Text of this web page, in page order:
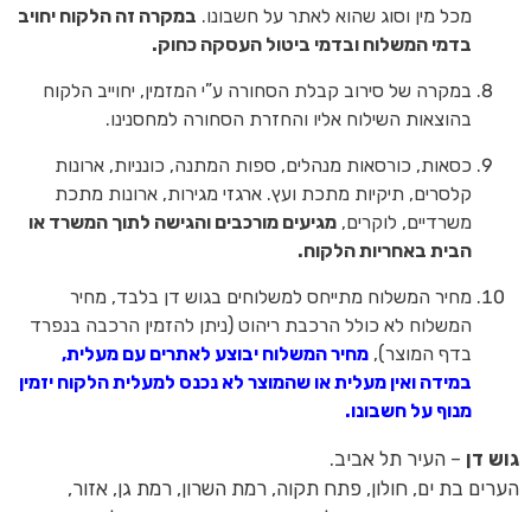
מכל מין וסוג שהוא לאתר על חשבונו. במקרה זה הלקוח יחויב
בדמי המשלוח ובדמי ביטול העסקה כחוק.
במקרה של סירוב קבלת הסחורה ע”י המזמין, יחוייב הלקוח
בהוצאות השילוח אליו והחזרת הסחורה למחסנינו.
כסאות, כורסאות מנהלים, ספות המתנה, כונניות, ארונות
קלסרים, תיקיות מתכת ועץ. ארגזי מגירות, ארונות מתכת
משרדיים, לוקרים, מגיעים מורכבים והגישה לתוך המשרד או
הבית באחריות הלקוח.
מחיר המשלוח מתייחס למשלוחים בגוש דן בלבד, מחיר
המשלוח לא כולל הרכבת ריהוט (ניתן להזמין הרכבה בנפרד
בדף המוצר), מחיר המשלוח יבוצע לאתרים עם מעלית,
במידה ואין מעלית או שהמוצר לא נכנס למעלית הלקוח יזמין
מנוף על חשבונו.
גוש דן – העיר תל אביב.
הערים בת ים, חולון, פתח תקוה, רמת השרון, רמת גן, אזור,